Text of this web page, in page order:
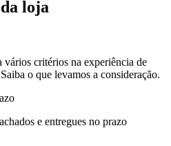
loja
vários critérios na experiência de
o que levamos a consideração.
e entregues no prazo